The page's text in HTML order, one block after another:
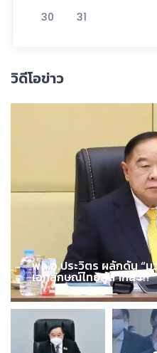
30 31
วิดีโอข่าว
พล.อ.ประวิตร ผลักดัน “ม
เอกลักษณ์ไทยสู่สากล !!!